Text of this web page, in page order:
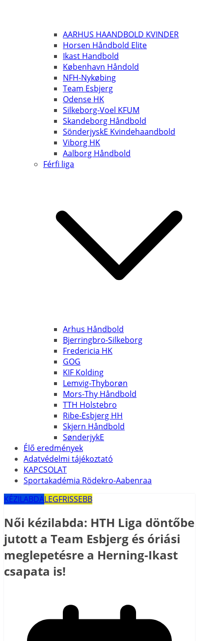
AARHUS HAANDBOLD KVINDER
Horsen Håndbold Elite
Ikast Handbold
København Håndold
NFH-Nykøbing
Team Esbjerg
Odense HK
Silkeborg-Voel KFUM
Skandeborg Håndbold
SönderjyskE Kvindehaandbold
Viborg HK
Aalborg Håndbold
Férfi liga
Arhus Håndbold
Bjerringbro-Silkeborg
Fredericia HK
GOG
KIF Kolding
Lemvig-Thyborøn
Mors-Thy Håndbold
TTH Holstebro
Ribe-Esbjerg HH
Skjern Håndbold
SønderjykE
Élő eredmények
Adatvédelmi tájékoztató
KAPCSOLAT
Sportakadémia Rödekro-Aabenraa
KÉZILABDALEGFRISSEBB
Női kézilabda: HTH Liga döntőbe
jutott a Team Esbjerg és óriási
meglepetésre a Herning-Ikast
csapata is!